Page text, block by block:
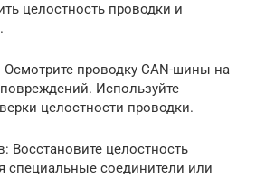
целостность проводки и
проводку CAN-шины на
Используйте
целостности проводки.
Восстановите целостность
специальные соединители или